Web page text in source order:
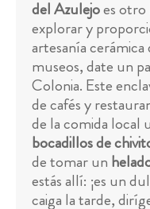
del Azulejoes
explorar y
artesanía cerámica
museos, date un
Colonia. Este
de cafés y
de la comida local
bocadillos de
de tomar un
estás allí: ¡es un
caiga la tarde,